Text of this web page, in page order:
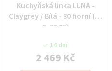
Kuchyňská linka LUNA -
Claygrey / Bílá - 80 horní (80
G-72 2F)
14 dní
2 469 Kč